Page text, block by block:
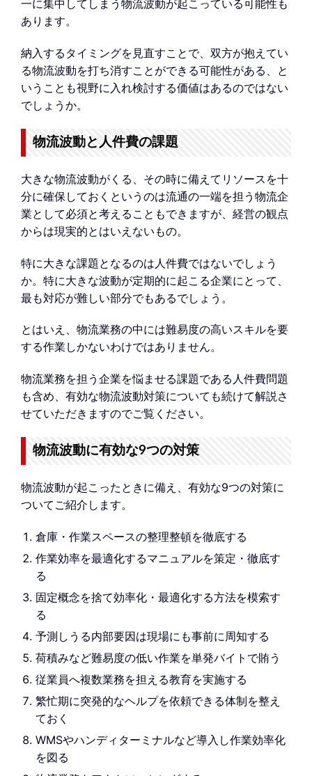
一に集中してしまう物流波動が起こっている可能性も
あります。
納入するタイミングを見直すことで、双方が抱えてい
る物流波動を打ち消すことができる可能性がある、と
いうことも視野に入れ検討する価値はあるのではない
でしょうか。
物流波動と人件費の課題
大きな物流波動がくる、その時に備えてリソースを十
分に確保しておくというのは流通の一端を担う物流企
業として必須と考えることもできますが、経営の観点
からは現実的とはいえないもの。
特に大きな課題となるのは人件費ではないでしょう
か。特に大きな波動が定期的に起こる企業にとって、
最も対応が難しい部分でもあるでしょう。
とはいえ、物流業務の中には難易度の高いスキルを要
する作業しかないわけではありません。
物流業務を担う企業を悩ませる課題である人件費問題
も含め、有効な物流波動対策についても続けて解説さ
せていただきますのでご覧ください。
物流波動に有効な9つの対策
物流波動が起こったときに備え、有効な9つの対策に
ついてご紹介します。
倉庫・作業スペースの整理整頓を徹底する
作業効率を最適化するマニュアルを策定・徹底す
る
固定概念を捨て効率化・最適化する方法を模索す
る
予測しうる内部要因は現場にも事前に周知する
荷積みなど難易度の低い作業を単発バイトで賄う
従業員へ複数業務を担える教育を実施する
繁忙期に突発的なヘルプを依頼できる体制を整え
ておく
WMSやハンディターミナルなど導入し作業効率化
を図る